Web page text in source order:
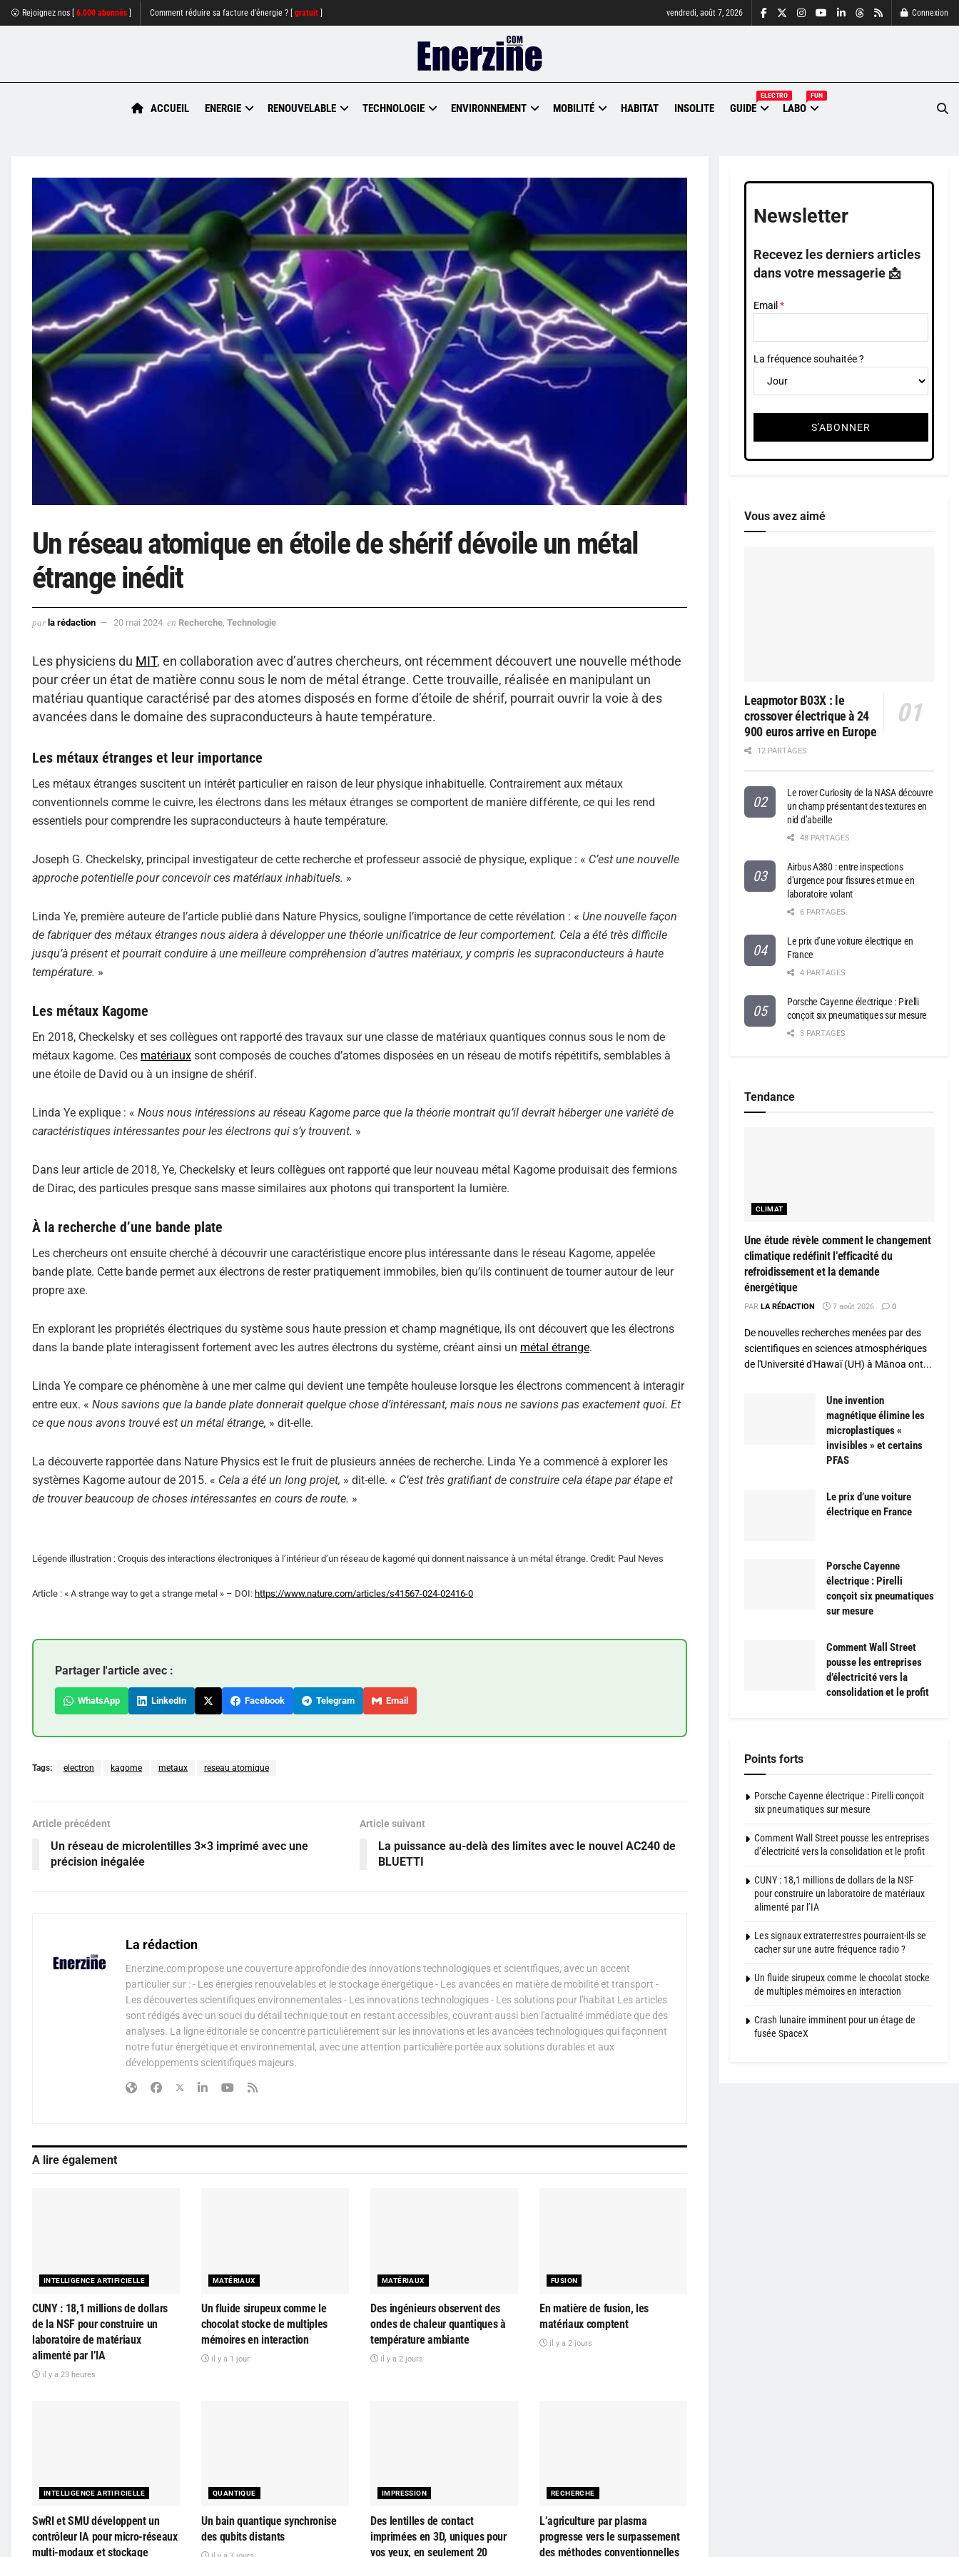
😮 Rejoignez nos [ 6.000 abonnés Comment réduire sa facture d'énergie ? [ gratuit vendredi, août 7, 2026 Connexion
ACCUEIL ENERGIE RENOUVELABLE TECHNOLOGIE ENVIRONNEMENT MOBILITÉ HABITAT INSOLITE GUIDE
ELECTRO
LABO
FUN
Un réseau atomique en étoile de shérif dévoile un métal
étrange inédit
par la rédaction 20 mai 2024 en Recherche Technologie
Les physiciens du MIT, en collaboration avec d’autres chercheurs, ont récemment découvert une nouvelle méthode
pour créer un état de matière connu sous le nom de métal étrange. Cette trouvaille, réalisée en manipulant un
matériau quantique caractérisé par des atomes disposés en forme d’étoile de shérif, pourrait ouvrir la voie à des
avancées dans le domaine des supraconducteurs à haute température.
Les métaux étranges et leur importance
Les métaux étranges suscitent un intérêt particulier en raison de leur physique inhabituelle. Contrairement aux métaux
conventionnels comme le cuivre, les électrons dans les métaux étranges se comportent de manière différente, ce qui les rend
essentiels pour comprendre les supraconducteurs à haute température.
Joseph G. Checkelsky, principal investigateur de cette recherche et professeur associé de physique, explique : « C’est une nouvelle
approche potentielle pour concevoir ces matériaux inhabituels. »
Linda Ye, première auteure de l’article publié dans Nature Physics, souligne l’importance de cette révélation : « Une nouvelle façon
de fabriquer des métaux étranges nous aidera à développer une théorie unificatrice de leur comportement. Cela a été très difficile
jusqu’à présent et pourrait conduire à une meilleure compréhension d’autres matériaux, y compris les supraconducteurs à haute
température. »
Les métaux Kagome
En 2018, Checkelsky et ses collègues ont rapporté des travaux sur une classe de matériaux quantiques connus sous le nom de
métaux kagome. Ces matériaux sont composés de couches d’atomes disposées en un réseau de motifs répétitifs, semblables à
une étoile de David ou à un insigne de shérif.
Linda Ye explique : « Nous nous intéressions au réseau Kagome parce que la théorie montrait qu’il devrait héberger une variété de
caractéristiques intéressantes pour les électrons qui s’y trouvent. »
Dans leur article de 2018, Ye, Checkelsky et leurs collègues ont rapporté que leur nouveau métal Kagome produisait des fermions
de Dirac, des particules presque sans masse similaires aux photons qui transportent la lumière.
À la recherche d’une bande plate
Les chercheurs ont ensuite cherché à découvrir une caractéristique encore plus intéressante dans le réseau Kagome, appelée
bande plate. Cette bande permet aux électrons de rester pratiquement immobiles, bien qu’ils continuent de tourner autour de leur
propre axe.
En explorant les propriétés électriques du système sous haute pression et champ magnétique, ils ont découvert que les électrons
dans la bande plate interagissent fortement avec les autres électrons du système, créant ainsi un métal étrange.
Linda Ye compare ce phénomène à une mer calme qui devient une tempête houleuse lorsque les électrons commencent à interagir
entre eux. « Nous savions que la bande plate donnerait quelque chose d’intéressant, mais nous ne savions pas exactement quoi. Et
ce que nous avons trouvé est un métal étrange, » dit-elle.
La découverte rapportée dans Nature Physics est le fruit de plusieurs années de recherche. Linda Ye a commencé à explorer les
systèmes Kagome autour de 2015. « Cela a été un long projet, » dit-elle. « C’est très gratifiant de construire cela étape par étape et
de trouver beaucoup de choses intéressantes en cours de route. »
Légende illustration : Croquis des interactions électroniques à l’intérieur d’un réseau de kagomé qui donnent naissance à un métal étrange. Credit: Paul Neves
Article : « A strange way to get a strange metal » – DOI: https://www.nature.com/articles/s41567-024-02416-0
Partager l'article avec :
WhatsApp LinkedIn Facebook Telegram Email
Tags: electron kagome metaux reseau atomique
Article précédent
Un réseau de microlentilles 3×3 imprimé avec une
précision inégalée
Article suivant
La puissance au-delà des limites avec le nouvel AC240 de
BLUETTI
La rédaction
Enerzine.com propose une couverture approfondie des innovations technologiques et scientifiques, avec un accent
particulier sur : - Les énergies renouvelables et le stockage énergétique - Les avancées en matière de mobilité et transport -
Les découvertes scientifiques environnementales - Les innovations technologiques - Les solutions pour l'habitat Les articles
sont rédigés avec un souci du détail technique tout en restant accessibles, couvrant aussi bien l'actualité immédiate que des
analyses. La ligne éditoriale se concentre particulièrement sur les innovations et les avancées technologiques qui façonnent
notre futur énergétique et environnemental, avec une attention particulière portée aux solutions durables et aux
développements scientifiques majeurs.
A lire également
INTELLIGENCE ARTIFICIELLE
CUNY : 18,1 millions de dollars
de la NSF pour construire un
laboratoire de matériaux
alimenté par l’IA
il y a 23 heures
MATÉRIAUX
Un fluide sirupeux comme le
chocolat stocke de multiples
mémoires en interaction
il y a 1 jour
MATÉRIAUX
Des ingénieurs observent des
ondes de chaleur quantiques à
température ambiante
il y a 2 jours
FUSION
En matière de fusion, les
matériaux comptent
il y a 2 jours
INTELLIGENCE ARTIFICIELLE
SwRI et SMU développent un
contrôleur IA pour micro-réseaux
multi-modaux et stockage
QUANTIQUE
Un bain quantique synchronise
des qubits distants
IMPRESSION
Des lentilles de contact
imprimées en 3D, uniques pour
vos yeux, en seulement 20
RECHERCHE
L’agriculture par plasma
progresse vers le surpassement
des méthodes conventionnelles
Newsletter
Recevez les derniers articles
dans votre messagerie 📩
Email
La fréquence souhaitée ?
Vous avez aimé
Leapmotor B03X : le
crossover électrique à 24
900 euros arrive en Europe
12 PARTAGES
Le rover Curiosity de la NASA découvre
un champ présentant des textures en
nid d’abeille
48 PARTAGES
Airbus A380 : entre inspections
d’urgence pour fissures et mue en
laboratoire volant
6 PARTAGES
Le prix d’une voiture électrique en
France
4 PARTAGES
Porsche Cayenne électrique : Pirelli
conçoit six pneumatiques sur mesure
3 PARTAGES
Tendance
CLIMAT
Une étude révèle comment le changement
climatique redéfinit l’efficacité du
refroidissement et la demande
énergétique
PAR LA RÉDACTION 7 août 2026 0
De nouvelles recherches menées par des
scientifiques en sciences atmosphériques
de l'Université d'Hawaï (UH) à Mānoa ont...
Une invention
magnétique élimine les
microplastiques «
invisibles » et certains
PFAS
Le prix d’une voiture
électrique en France
Porsche Cayenne
électrique : Pirelli
conçoit six pneumatiques
sur mesure
Comment Wall Street
pousse les entreprises
d’électricité vers la
consolidation et le profit
Points forts
Porsche Cayenne électrique : Pirelli conçoit
six pneumatiques sur mesure
Comment Wall Street pousse les entreprises
d’électricité vers la consolidation et le profit
CUNY : 18,1 millions de dollars de la NSF
pour construire un laboratoire de matériaux
alimenté par l’IA
Les signaux extraterrestres pourraient-ils se
cacher sur une autre fréquence radio ?
Un fluide sirupeux comme le chocolat stocke
de multiples mémoires en interaction
Crash lunaire imminent pour un étage de
fusée SpaceX